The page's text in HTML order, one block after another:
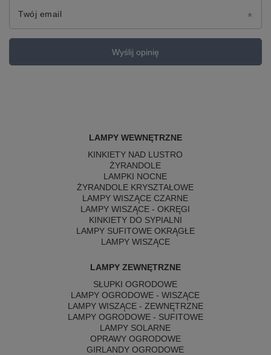
Twój email
Wyślij opinię
LAMPY WEWNĘTRZNE
KINKIETY NAD LUSTRO
ŻYRANDOLE
LAMPKI NOCNE
ŻYRANDOLE KRYSZTAŁOWE
LAMPY WISZĄCE CZARNE
LAMPY WISZĄCE - OKRĘGI
KINKIETY DO SYPIALNI
LAMPY SUFITOWE OKRĄGŁE
LAMPY WISZĄCE
LAMPY ZEWNĘTRZNE
SŁUPKI OGRODOWE
LAMPY OGRODOWE - WISZĄCE
LAMPY WISZĄCE - ZEWNĘTRZNE
LAMPY OGRODOWE - SUFITOWE
LAMPY SOLARNE
OPRAWY OGRODOWE
GIRLANDY OGRODOWE